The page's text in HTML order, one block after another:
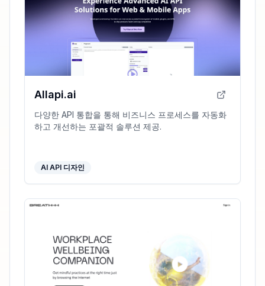
Allapi.ai
다양한 API 통합을 통해 비즈니스 프로세스를 자동화
하고 개선하는 포괄적 솔루션 제공.
AI API 디자인